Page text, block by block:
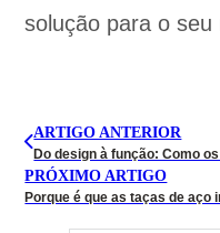
solução para o seu
ARTIGO ANTERIOR
PRÓXIMO ARTIGO